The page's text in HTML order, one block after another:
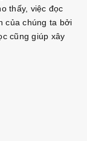
thấy, việc đọc
của chúng ta bởi
cũng giúp xây